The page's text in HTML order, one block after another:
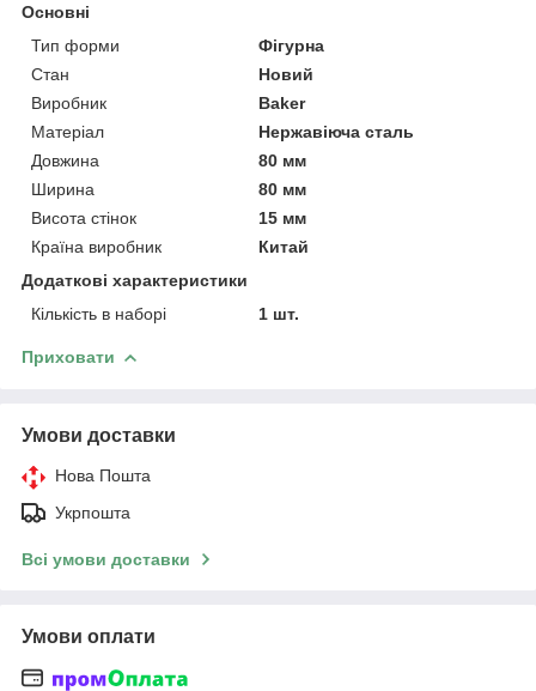
Основні
Тип форми
Фігурна
Стан
Новий
Виробник
Baker
Матеріал
Нержавіюча сталь
Довжина
80 мм
Ширина
80 мм
Висота стінок
15 мм
Країна виробник
Китай
Додаткові характеристики
Кількість в наборі
1 шт.
Приховати
Умови доставки
Нова Пошта
Укрпошта
Всі умови доставки
Умови оплати